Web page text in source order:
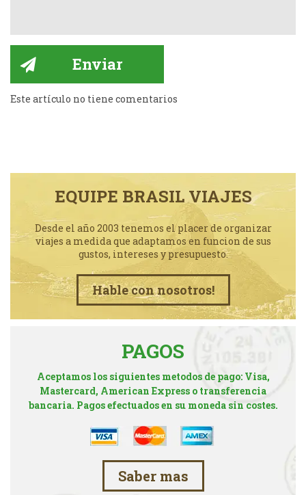
Este artículo no tiene comentarios
EQUIPE BRASIL VIAJES
Desde el año 2003 tenemos el placer de organizar
viajes a medida que adaptamos en funcion de sus
gustos, intereses y presupuesto.
Hable con nosotros!
PAGOS
Aceptamos los siguientes metodos de pago: Visa,
Mastercard, American Express o transferencia
bancaria. Pagos efectuados en su moneda sin costes.
Saber mas